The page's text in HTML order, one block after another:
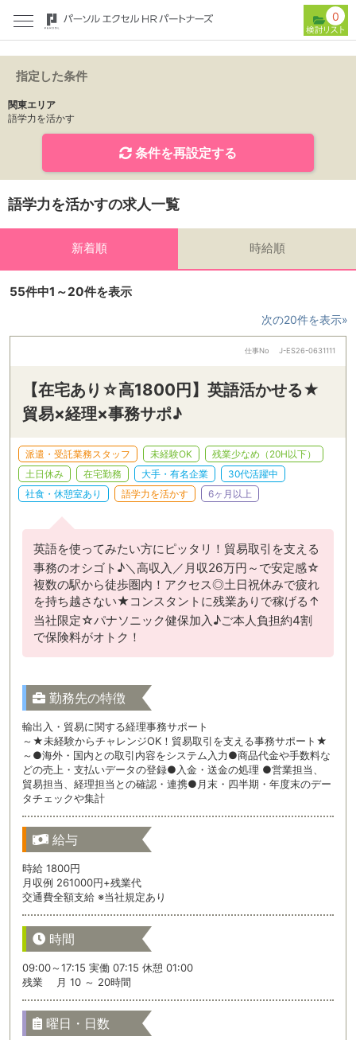
0
指定した条件
関東エリア
語学力を活かす
条件を再設定する
語学力を活かすの求人一覧
新着順 時給順
55件中1～20件を表示
次の20件を表示»
仕事No J-ES26-0631111
【在宅あり☆高1800円】英語活かせる★
貿易×経理×事務サポ♪
派遣・受託業務スタッフ 未経験OK
残業少なめ（20H以下）
土日休み
在宅勤務 大手・有名企業
30代活躍中
社食・休憩室あり
語学力を活かす 6ヶ月以上
英語を使ってみたい方にピッタリ！貿易取引を支える
事務のオシゴト♪＼高収入／月収26万円～で安定感☆
複数の駅から徒歩圏内！アクセス◎土日祝休みで疲れ
を持ち越さない★コンスタントに残業ありで稼げる↑
当社限定☆パナソニック健保加入♪ご本人負担約4割
で保険料がオトク！
勤務先の特徴
輸出入・貿易に関する経理事務サポート
～★未経験からチャレンジOK！貿易取引を支える事務サポート★
～●海外・国内との取引内容をシステム入力●商品代金や手数料な
どの売上・支払いデータの登録●入金・送金の処理 ●営業担当、
貿易担当、経理担当との確認・連携●月末・四半期・年度末のデー
タチェックや集計
給与
時給 1800円
月収例 261000円+残業代
交通費全額支給 ※当社規定あり
時間
09:00～17:15 実働 07:15 休憩 01:00
残業 月 10 ～ 20時間
曜日・日数